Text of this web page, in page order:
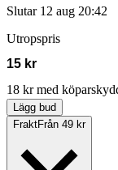
Slutar 12 aug 20:42
Utropspris
15 kr
18 kr med
Lägg bud
FraktFrån 49 kr